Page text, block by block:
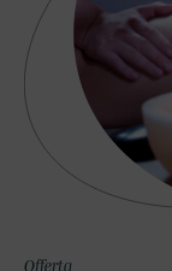
Offerta